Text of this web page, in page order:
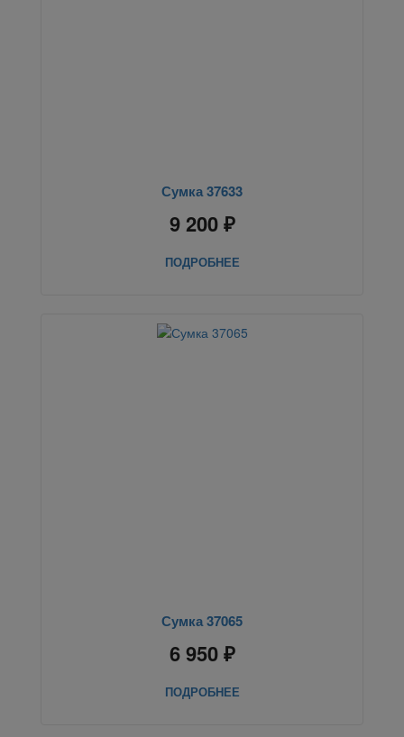
Сумка 37633
9 200 ₽
ПОДРОБНЕЕ
Сумка 37065
6 950 ₽
ПОДРОБНЕЕ